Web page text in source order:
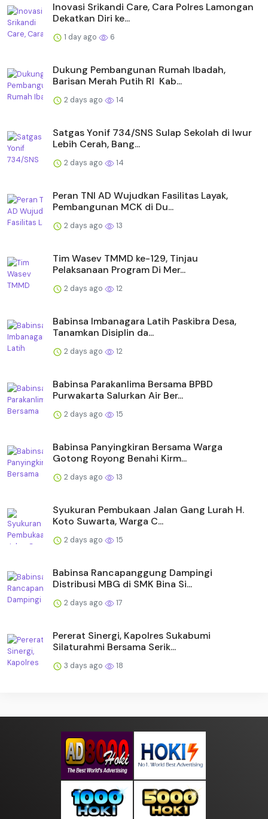
Inovasi Srikandi Care, Cara Polres Lamongan
Dekatkan Diri ke...
1 day ago 6
Dukung Pembangunan Rumah Ibadah,
Barisan Merah Putih RI Kab...
2 days ago 14
Satgas Yonif 734/SNS Sulap Sekolah di Iwur
Lebih Cerah, Bang...
2 days ago 14
Peran TNI AD Wujudkan Fasilitas Layak,
Pembangunan MCK di Du...
2 days ago 13
Tim Wasev TMMD ke-129, Tinjau
Pelaksanaan Program Di Mer...
2 days ago 12
Babinsa Imbanagara Latih Paskibra Desa,
Tanamkan Disiplin da...
2 days ago 12
Babinsa Parakanlima Bersama BPBD
Purwakarta Salurkan Air Ber...
2 days ago 15
Babinsa Panyingkiran Bersama Warga
Gotong Royong Benahi Kirm...
2 days ago 13
Syukuran Pembukaan Jalan Gang Lurah H.
Koto Suwarta, Warga C...
2 days ago 15
Babinsa Rancapanggung Dampingi
Distribusi MBG di SMK Bina Si...
2 days ago 17
Pererat Sinergi, Kapolres Sukabumi
Silaturahmi Bersama Serik...
3 days ago 18